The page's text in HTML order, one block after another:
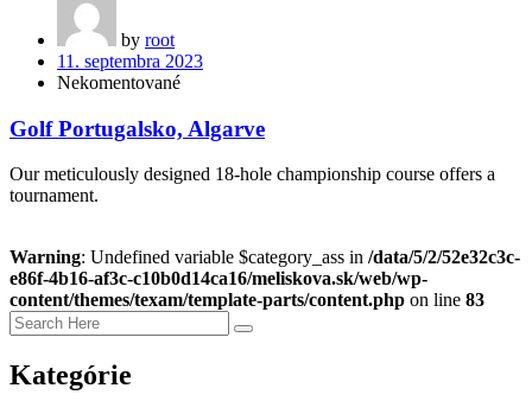
by root
11. septembra 2023
Nekomentované
Golf Portugalsko, Algarve
Our meticulously designed 18-hole championship course offers a
tournament.
Warning: Undefined variable $category_ass in /data/5/2/52e32c3c-
e86f-4b16-af3c-c10b0d14ca16/meliskova.sk/web/wp-
content/themes/texam/template-parts/content.php on line 83
Kategórie